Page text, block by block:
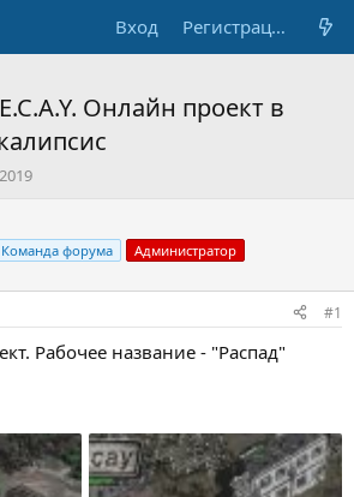
Вход Регистрация
Онлайн проект в
Команда форума Администратор
#1
Рабочее название - "Распад"